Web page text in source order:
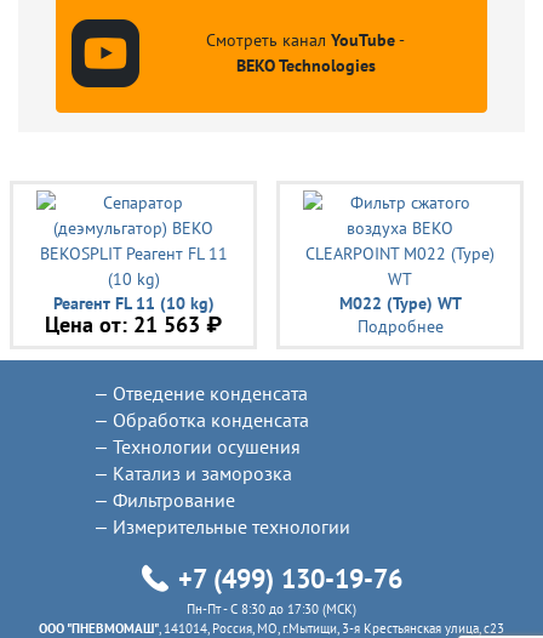
Смотреть канал YouTube-
BEKO Technologies
Реагент FL 11 (10 kg)
Цена от: 21 563 ₽
M022 (Type) WT
Подробнее
Отведение конденсата
Обработка конденсата
Технологии осушения
Катализ и заморозка
Фильтрование
Измерительные технологии
+7 (499) 130-19-76
Пн-Пт - C 8:30 до 17:30 (МСК)
ООО "ПНЕВМОМАШ" , 141014, Россия, МО, г.Мытищи, 3-я Крестьянская улица, с23